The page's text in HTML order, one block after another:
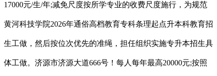
17000元/生/年;减免尺度按所学专业的收费尺度施行，为规范
黄河科技学院2026年通俗高档教育专科条理起点升本科教育招
生工做，然后按位次优先的准绳，担任组织实施专升本招生具
体工做。济源市济源大道666号！每人每年最高20000元;按照